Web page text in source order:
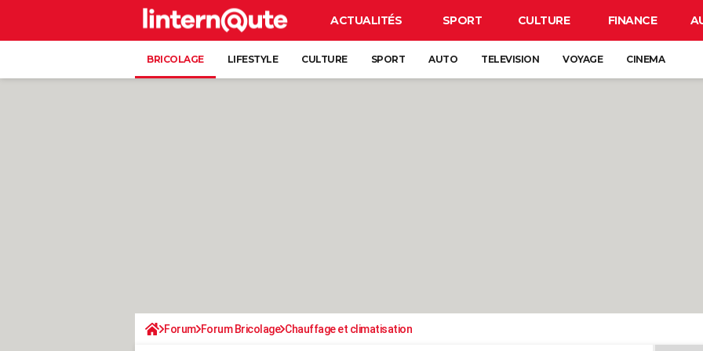
ACTUALITÉS SPORT CULTURE FINANCE
BRICOLAGE LIFESTYLE CULTURE SPORT AUTO TELEVISION VOYAGE CINEMA
Forum Forum Bricolage Chauffage et climatisation